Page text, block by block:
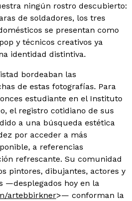
ningún rostro descubierto:
de soldadores, los tres
se presentan como
y técnicos creativos ya
identidad distintiva.
bordeaban las
de estas fotografías. Para
estudiante en el Instituto
el registro cotidiano de sus
a una búsqueda estética
por acceder a más
a referencias
refrescante. Su comunidad
pintores, dibujantes, actores y
—desplegados hoy en la
artebbirkner>— conforman la